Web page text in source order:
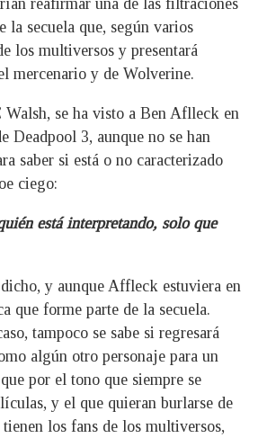
reafirmar una de las filtraciones
la secuela que, según varios
los multiversos y presentará
mercenario y de Wolverine.
se ha visto a Ben Aflleck en
Deadpool 3, aunque no se han
saber si está o no caracterizado
ciego:
está interpretando, solo que
y aunque Affleck estuviera en
que forme parte de la secuela.
tampoco se sabe si regresará
algún otro personaje para un
por el tono que siempre se
y el que quieran burlarse de
los fans de los multiversos,